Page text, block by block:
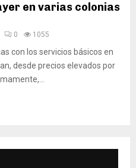
en varias colonias
0 1055
con los servicios básicos en
desde precios elevados por